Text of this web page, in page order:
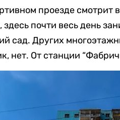
проезде смотрит
почти весь день
сад. Других
нет. От станции